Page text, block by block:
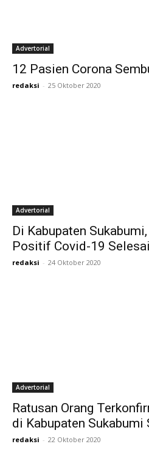
Advertorial
12 Pasien Corona
redaksi - 25 Oktober 2020
Advertorial
Di Kabupaten
Positif Covid-19 Selesai
redaksi - 24 Oktober 2020
Advertorial
Ratusan Orang
di Kabupaten Sukabumi
redaksi - 22 Oktober 2020